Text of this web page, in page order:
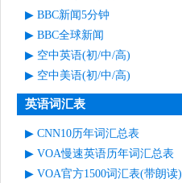
BBC新闻5分钟
BBC全球新闻
空中英语(初/中/高)
空中美语(初/中/高)
英语词汇表
CNN10历年词汇总表
VOA慢速英语历年词汇总表
VOA官方1500词汇表(带朗读)